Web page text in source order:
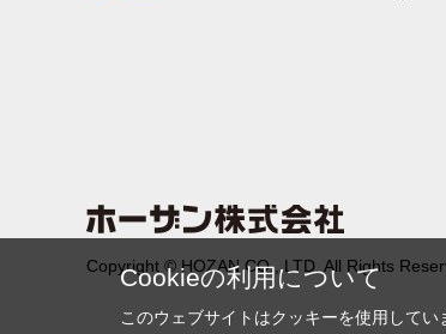
Copyright © HOZAN CO., LTD. All Rights
Cookieの利用について
このウェブサイトはクッキーを使用してい